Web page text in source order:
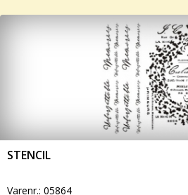
STENCIL
Varenr.: 05864